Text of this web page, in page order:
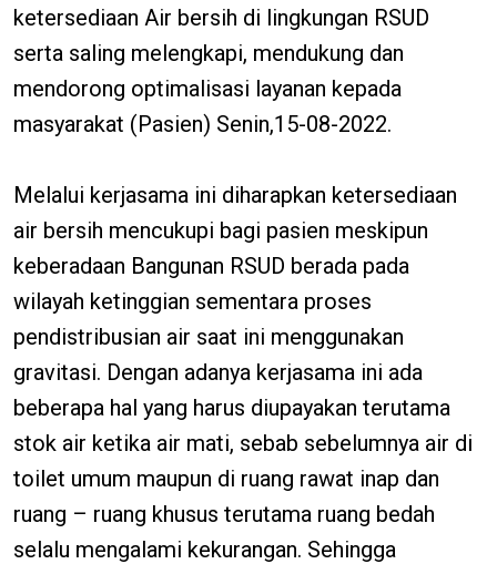
ketersediaan Air bersih di lingkungan RSUD
serta saling melengkapi, mendukung dan
mendorong optimalisasi layanan kepada
masyarakat (Pasien) Senin,15-08-2022.
Melalui kerjasama ini diharapkan ketersediaan
air bersih mencukupi bagi pasien meskipun
keberadaan Bangunan RSUD berada pada
wilayah ketinggian sementara proses
pendistribusian air saat ini menggunakan
gravitasi. Dengan adanya kerjasama ini ada
beberapa hal yang harus diupayakan terutama
stok air ketika air mati, sebab sebelumnya air di
toilet umum maupun di ruang rawat inap dan
ruang – ruang khusus terutama ruang bedah
selalu mengalami kekurangan. Sehingga